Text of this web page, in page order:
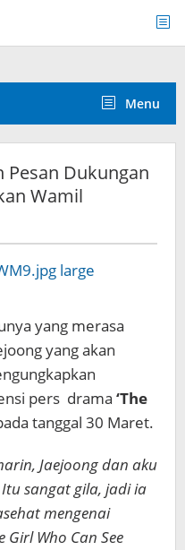
Menu
Pesan Dukungan
Wamil
yang merasa
yang akan
pers drama ‘The
tanggal 30 Maret.
Jaejoong dan aku
sangat gila, jadi ia
mengenai
Who Can See